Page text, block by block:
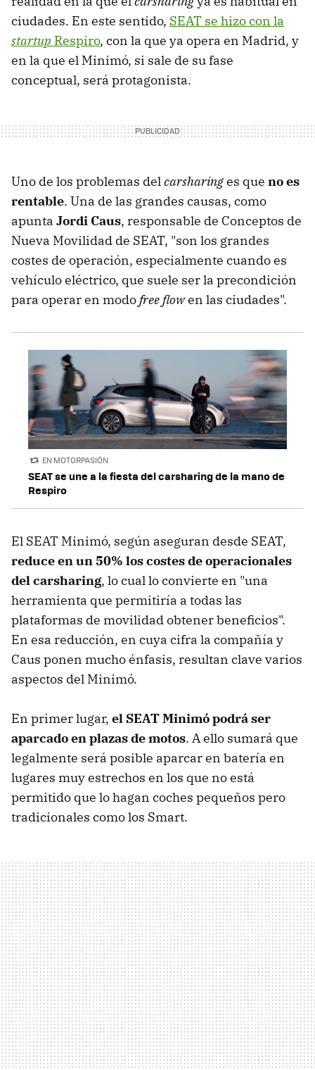
ciudades. En este sentido, SEAT se hizo con la
startup Respiro, con la que ya opera en Madrid, y
en la que el Minimó, si sale de su fase
conceptual, será protagonista.
Uno de los problemas delcarsharinges que no es
rentable. Una de las grandes causas, como
apunta Jordi Caus, responsable de Conceptos de
Nueva Movilidad de SEAT, "son los grandes
costes de operación, especialmente cuando es
vehículo eléctrico, que suele ser la precondición
para operar en modofree flowen las ciudades".
EN MOTORPASIÓN
SEAT se une a la fiesta del carsharing de la mano de
Respiro
El SEAT Minimó, según aseguran desde SEAT,
reduce en un 50% los costes de operacionales
del carsharing, lo cual lo convierte en "una
herramienta que permitiría a todas las
plataformas de movilidad obtener beneficios".
En esa reducción, en cuya cifra la compañía y
Caus ponen mucho énfasis, resultan clave varios
aspectos del Minimó.
En primer lugar, el SEAT Minimó podrá ser
aparcado en plazas de motos. A ello sumará que
legalmente será posible aparcar en batería en
lugares muy estrechos en los que no está
permitido que lo hagan coches pequeños pero
tradicionales como los Smart.